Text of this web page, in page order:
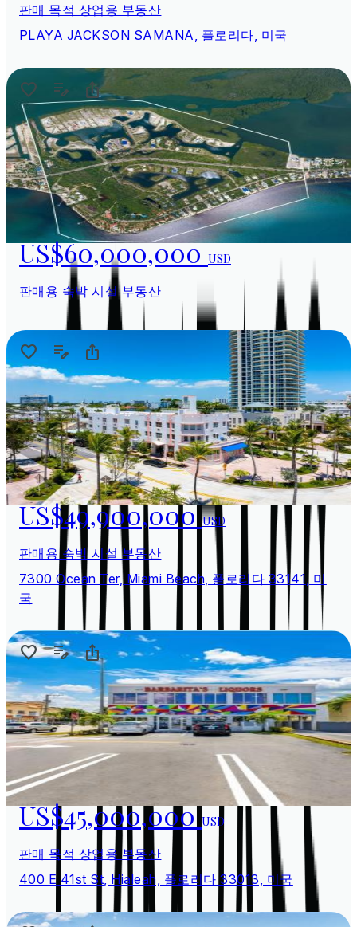
판매 목적 상업용 부동산
PLAYA JACKSON SAMANA, 플로리다, 미국
US$60,000,000USD
판매용 숙박 시설 부동산
US$49,900,000USD
판매용 숙박 시설 부동산
7300 Ocean Ter, Miami Beach, 플로리다 33141, 미
국
US$45,000,000USD
판매 목적 상업용 부동산
400 E 41st St, Hialeah, 플로리다 33013, 미국